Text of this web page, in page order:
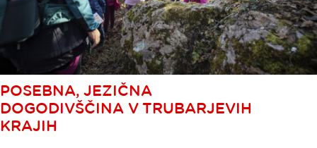
POSEBNA, JEZIČNA
DOGODIVŠČINA V TRUBARJEVIH
KRAJIH